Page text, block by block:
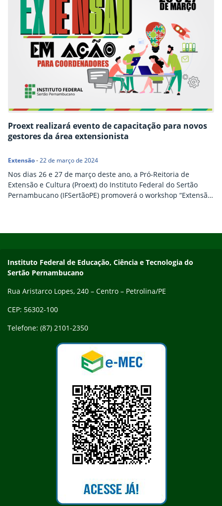
Proext realizará evento de capacitação para novos
gestores da área extensionista
Extensão-22 de março de 2024
Nos dias 26 e 27 de março deste ano, a Pró-Reitoria de
Extensão e Cultura (Proext) do Instituto Federal do Sertão
Pernambucano (IFSertãoPE) promoverá o workshop “Extensão
Endereço
Instituto Federal de Educação, Ciência e Tecnologia do
Sertão Pernambucano
Rua Aristarco Lopes, 240 – Centro – Petrolina/PE
CEP: 56302-100
Telefone: (87) 2101-2350